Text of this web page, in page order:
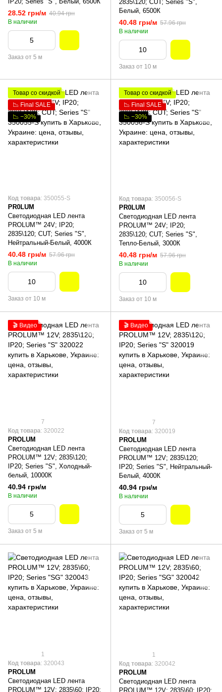
28.52 грн/м 40.94 грн
В наличии
Заказ от 5 м
2835\120; CUT; Series "S",
Белый, 6500К
40.48 грн/м 57.96 грн
В наличии
Заказ от 10 м
Товар со скидкой
📉 Final SALE
📉 −30%
Код товара: 350055-S
PR0LUM
Светодиодная LED лента
PROLUM™ 24V; IP20;
2835\120; CUT; Series "S",
Нейтральный-Белый, 4000К
40.48 грн/м 57.96 грн
В наличии
Заказ от 10 м
Товар со скидкой
📉 Final SALE
📉 −30%
Код товара: 350056-S
PR0LUM
Светодиодная LED лента
PROLUM™ 24V; IP20;
2835\120; CUT; Series "S",
Тепло-Белый, 3000К
40.48 грн/м 57.96 грн
В наличии
Заказ от 10 м
🎬 Видео
7
Код товара: 320022
PROLUM
Светодиодная LED лента
PROLUM™ 12V; 2835\120;
IP20; Series "S", Холодный-
белый, 10000К
40.94 грн/м
В наличии
Заказ от 5 м
🎬 Видео
7
Код товара: 320019
PROLUM
Светодиодная LED лента
PROLUM™ 12V; 2835\120;
IP20; Series "S", Нейтральный-
Белый, 4000К
40.94 грн/м
В наличии
Заказ от 5 м
1
Код товара: 320043
PROLUM
Светодиодная LED лента
PROLUM™ 12V; 2835\60; IP20;
1
Код товара: 320042
PROLUM
Светодиодная LED лента
PROLUM™ 12V; 2835\60; IP20;